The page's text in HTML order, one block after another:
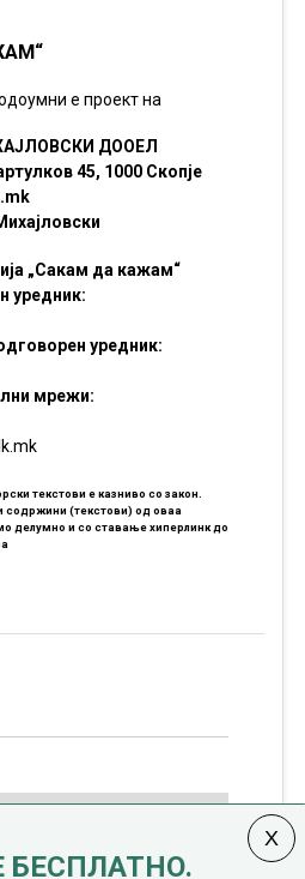
е проект на
ДООЕЛ
45, 1000 Скопје
„Сакам да кажам“
уредник:
уредник:
мрежи:
текстови е казниво со закон.
(текстови) од оваа
делумно и со ставање хиперлинк до
БЕСПЛАТНО.